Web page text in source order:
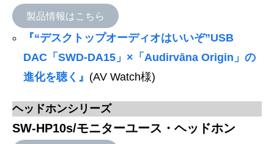
製品情報はこちら
『“デスクトップオーディオはいいぞ”USB
DAC「SWD-DA15」×「Audirvāna Origin」の
進化を聴く』 (AV Watch様)
ヘッドホンシリーズ
SW-HP10s/モニターユース・ヘッドホン